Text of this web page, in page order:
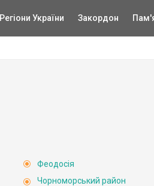
Регіони України Закордон
Феодосія
Чорноморський район